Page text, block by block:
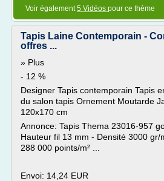
Voir également5 Vidéos pour ce thème
Tapis Laine Contemporain -
offres ...
» Plus
- 12 %
Designer Tapis contemporain Tapis
du salon tapis Ornement Moutarde
120x170 cm
Annonce: Tapis Thema 23016-957
Hauteur fil 13 mm - Densité 3000 gr/
288 000 points/m² ...
Envoi: 14,24 EUR